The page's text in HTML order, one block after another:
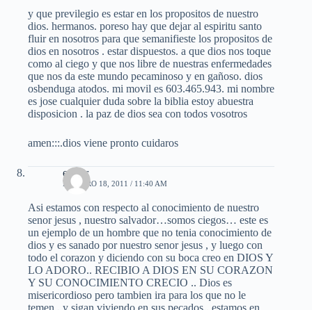
y que previlegio es estar en los propositos de nuestro
dios. hermanos. poreso hay que dejar al espiritu santo
fluir en nosotros para que semanifieste los propositos de
dios en nosotros . estar dispuestos. a que dios nos toque
como al ciego y que nos libre de nuestras enfermedades
que nos da este mundo pecaminoso y en gañoso. dios
osbenduga atodos. mi movil es 603.465.943. mi nombre
es jose cualquier duda sobre la biblia estoy abuestra
disposicion . la paz de dios sea con todos vosotros
amen:::.dios viene pronto cuidaros
esther
FEBRERO 18, 2011 / 11:40 AM
Asi estamos con respecto al conocimiento de nuestro
senor jesus , nuestro salvador…somos ciegos… este es
un ejemplo de un hombre que no tenia conocimiento de
dios y es sanado por nuestro senor jesus , y luego con
todo el corazon y diciendo con su boca creo en DIOS Y
LO ADORO.. RECIBIO A DIOS EN SU CORAZON
Y SU CONOCIMIENTO CRECIO .. Dios es
misericordioso pero tambien ira para los que no le
temen , y sigan viviendo en sus pecados.. estamos en